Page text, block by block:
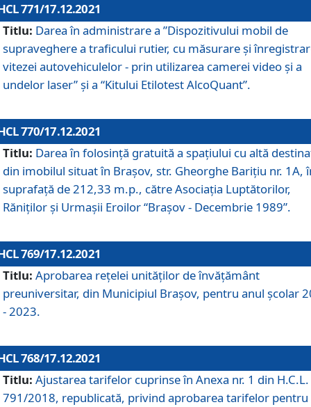
771/17.12.2021
Titlu: Darea în administrare a ”Dispozitivului mobil de
supraveghere a traficului rutier, cu măsurare și
vitezei autovehiculelor - prin utilizarea camerei video și a
undelor laser” și a “Kitului Etilotest AlcoQuant”.
770/17.12.2021
Titlu: Darea în folosinţă gratuită a spaţiului cu altă
din imobilul situat în Braşov, str. Gheorghe Bariţiu nr. 1A,
suprafaţă de 212,33 m.p., către Asociaţia Luptătorilor,
Răniţilor şi Urmaşii Eroilor “Braşov - Decembrie 1989”.
769/17.12.2021
Titlu: Aprobarea reţelei unităţilor de învăţământ
preuniversitar, din Municipiul Braşov, pentru anul şcolar
- 2023.
768/17.12.2021
Titlu: Ajustarea tarifelor cuprinse în Anexa nr. 1 din H.C.L.
791/2018, republicată, privind aprobarea tarifelor pentru